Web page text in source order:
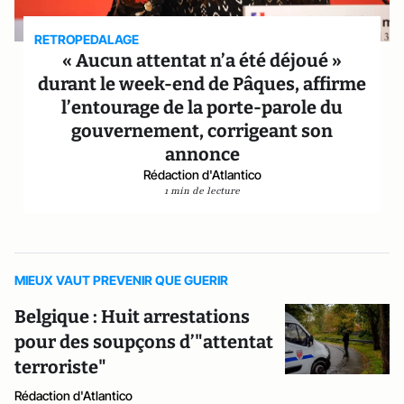
RETROPEDALAGE
« Aucun attentat n’a été déjoué »
durant le week-end de Pâques, affirme
l’entourage de la porte-parole du
gouvernement, corrigeant son
annonce
Rédaction d'Atlantico
1 min de lecture
MIEUX VAUT PREVENIR QUE GUERIR
Belgique : Huit arrestations
pour des soupçons d’"attentat
terroriste"
Rédaction d'Atlantico